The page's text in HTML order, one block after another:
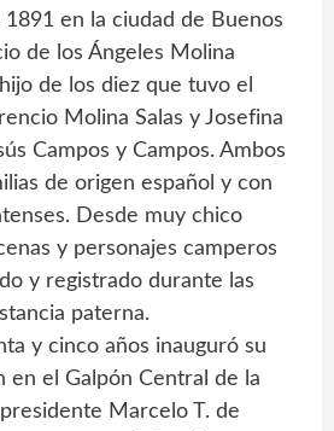
1891 en la ciudad de Buenos
de los Ángeles Molina
de los diez que tuvo el
Molina Salas y Josefina
Campos y Campos. Ambos
de origen español y con
Desde muy chico
y personajes camperos
y registrado durante las
paterna.
y cinco años inauguró su
en el Galpón Central de la
Marcelo T. de